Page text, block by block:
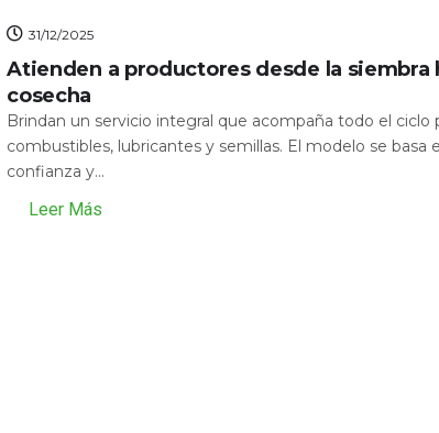
31/12/2025
Atienden a productores desde la siembra
cosecha
Brindan un servicio integral que acompaña todo el ciclo
combustibles, lubricantes y semillas. El modelo se basa
confianza y...
Leer Más